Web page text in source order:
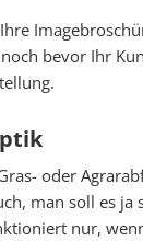
bevor Ihr
oder
man soll es
nur,